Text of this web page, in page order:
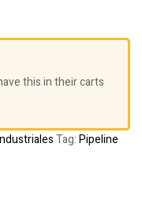
this in their carts
Tag:Pipeline